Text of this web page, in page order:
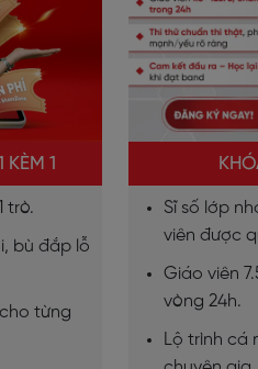
1
trò.
bù đắp lỗ
từng
Sĩ số lớp
viên được
Giáo viên
vòng 24h.
Lộ trình cá